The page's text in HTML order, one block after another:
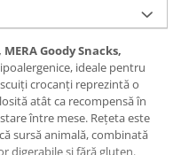
Goody Snacks,
ideale pentru
crocanți reprezintă o
atât ca recompensă în
între mese. Rețeta este
sursă animală, combinată
digerabile și fără gluten.